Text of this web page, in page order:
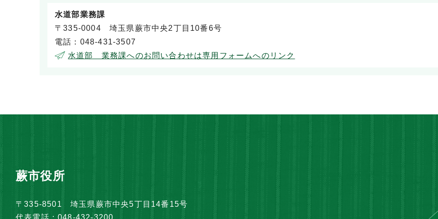
水道部業務課
〒335-0004 埼玉県蕨市中央2丁目10番6号
電話：048-431-3507
水道部 業務課へのお問い合わせは専用フォームへのリンク
蕨市役所
〒335-8501 埼玉県蕨市中央5丁目14番15号
代表電話：048-432-3200